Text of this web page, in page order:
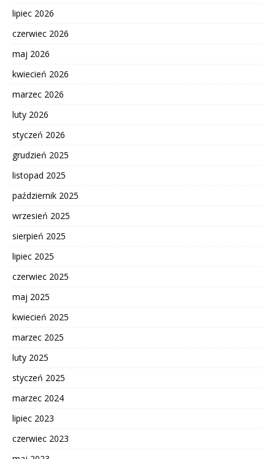
lipiec 2026
czerwiec 2026
maj 2026
kwiecień 2026
marzec 2026
luty 2026
styczeń 2026
grudzień 2025
listopad 2025
październik 2025
wrzesień 2025
sierpień 2025
lipiec 2025
czerwiec 2025
maj 2025
kwiecień 2025
marzec 2025
luty 2025
styczeń 2025
marzec 2024
lipiec 2023
czerwiec 2023